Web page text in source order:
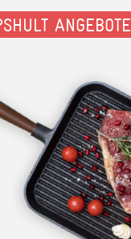
ANGEBOTE